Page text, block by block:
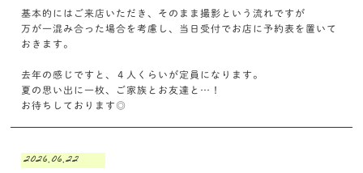
基本的にはご来店いただき、そのまま撮影という流れですが
万が一混み合った場合を考慮し、当日受付でお店に予約表を置いて
おきます。
去年の感じですと、４人くらいが定員になります。
夏の思い出に一枚、ご家族とお友達と…！
お待ちしております◎
2026.06.22